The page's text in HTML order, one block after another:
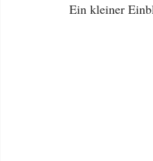
Ein kleiner